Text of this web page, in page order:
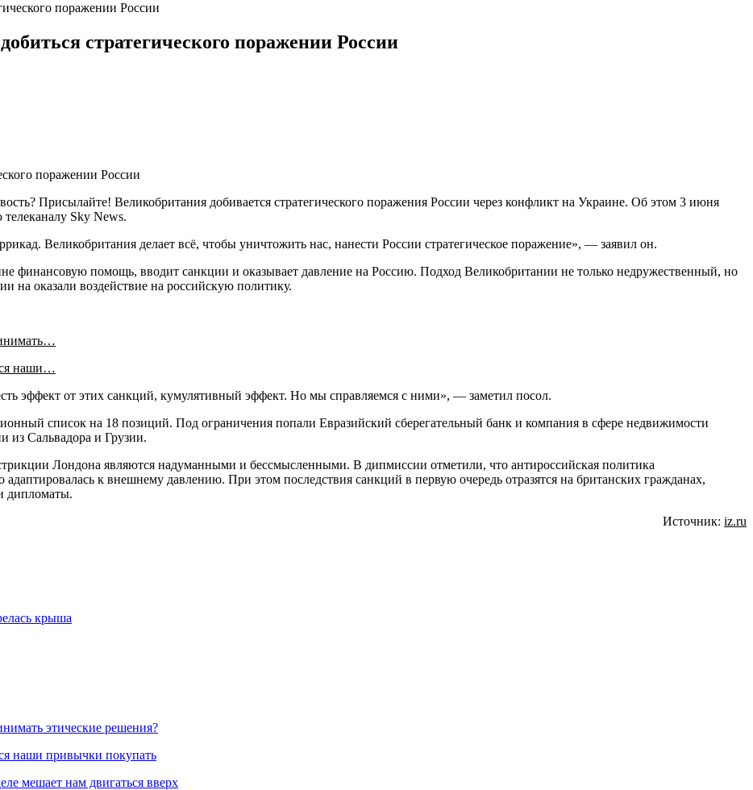
поражении России
стратегического поражении России
Присылайте! Великобритания добивается стратегического поражения России через конфликт на Украине. Об этом 3 июня
Sky News.
Великобритания делает всё, чтобы уничтожить нас, нанести России стратегическое поражение», — заявил он.
финансовую помощь, вводит санкции и оказывает давление на Россию. Подход Великобритании не только недружественный, но
на оказали воздействие на российскую политику.
наши…
эффект от этих санкций, кумулятивный эффект. Но мы справляемся с ними», — заметил посол.
список на 18 позиций. Под ограничения попали Евразийский сберегательный банк и компания в сфере недвижимости
из Сальвадора и Грузии.
Лондона являются надуманными и бессмысленными. В дипмиссии отметили, что антироссийская политика
к внешнему давлению. При этом последствия санкций в первую очередь отразятся на британских гражданах,
дипломаты.
Источник: iz.ru
крыша
этические решения?
наши привычки покупать
мешает нам двигаться вверх